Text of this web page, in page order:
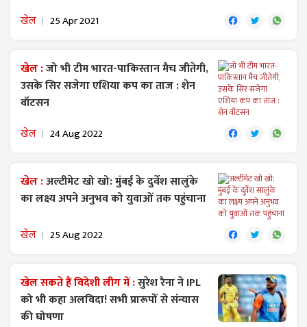
खेल 25 Apr 2021
खेल :जो भी टीम भारत-पाकिस्तान मैच जीतेगी,
उसके सिर सजेगा एशिया कप का ताज : शेन
वॉटसन
खेल 24 Aug 2022
खेल :अल्टीमेट खो खो: मुंबई के दुर्वेश सालुंके
का लक्ष्य अपने अनुभव को युवाओं तक पहुंचाना
खेल 25 Aug 2022
खेल सकते हैं विदेशी लीग में :सुरेश रैना ने IPL
को भी कहा अलविदा! सभी प्रारूपों से संन्यास
की घोषणा